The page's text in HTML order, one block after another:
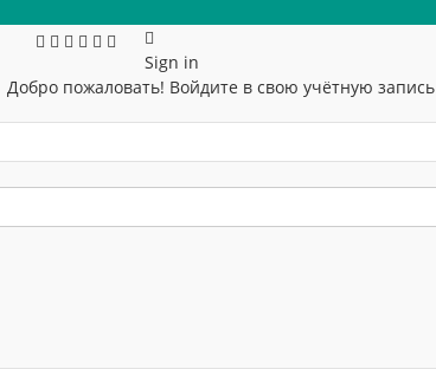
Sign in
Добро пожаловать! Войдите в свою учётную запись